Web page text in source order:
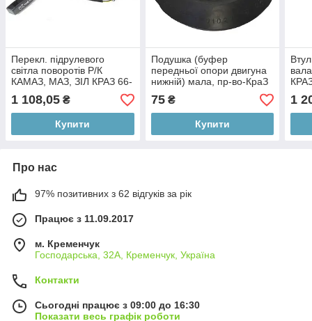
Перекл. підрулевого
світла поворотів Р/К
КАМАЗ, МАЗ, ЗІЛ КРАЗ 66-
3709 (пр. Автоарматура)
(Арт. 6602.3709)
1 108,05 ₴
Купити
Подушка (буфер
передньої опори двигуна
нижній) мала, пр-во-КраЗ
(Арт. 65055-1001027)
75₴
Купити
1
Про нас
97% позитивних з 62 відгуків за рік
Працює з 11.09.2017
м. Кременчук
Господарська, 32А, Кременчук, Україна
Контакти
Сьогодні працює з 09:00 до 16:30
Показати весь графік роботи